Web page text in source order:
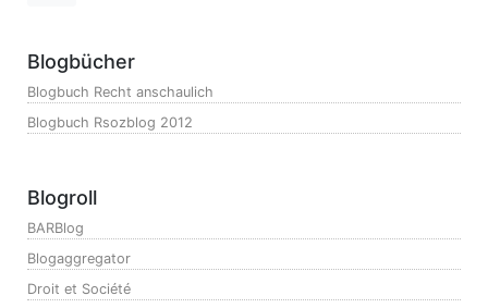
Blogbücher
Blogbuch Recht anschaulich
Blogbuch Rsozblog 2012
Blogroll
BARBlog
Blogaggregator
Droit et Société